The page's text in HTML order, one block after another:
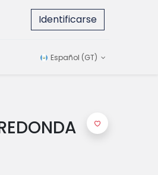
Identificarse
Español (GT)